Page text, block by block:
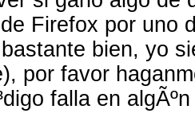
Firefox por uno
bien, yo
por favor
falla en